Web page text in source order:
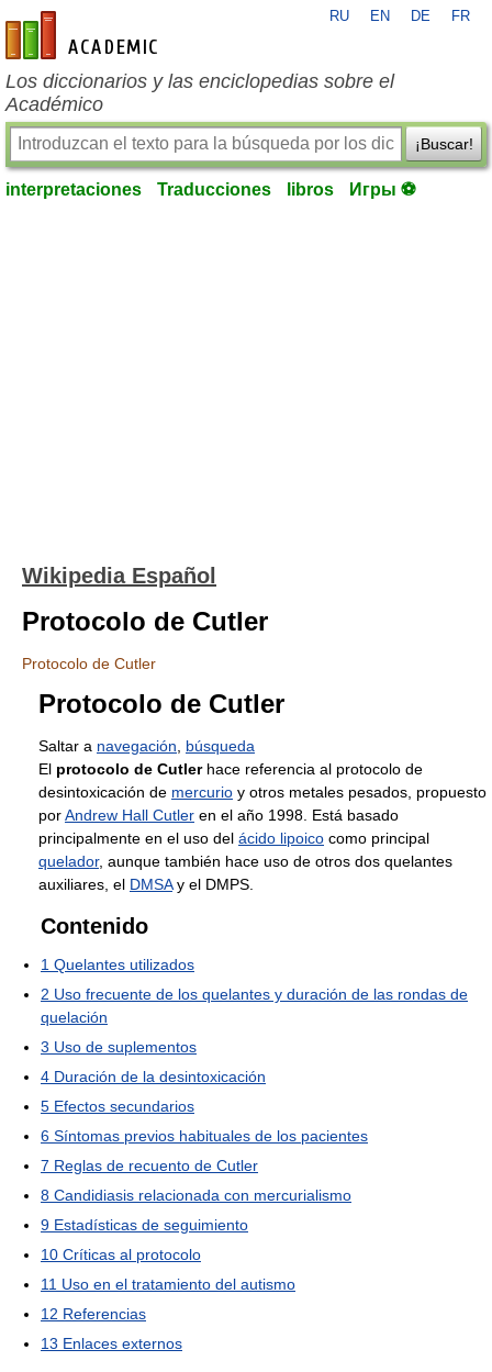
es-academic.com
RU EN DE FR
Los diccionarios y las enciclopedias sobre el
Académico
¡Buscar!
interpretaciones Traducciones libros Игры ⚽
Wikipedia Español
Protocolo de Cutler
Protocolo de Cutler
Protocolo de Cutler
Saltar a navegación
búsqueda
El protocolo de Cutlerhace referencia al protocolo de
desintoxicación de mercurio y otros metales pesados, propuesto
porAndrew Hall Cutler en el año 1998. Está basado
principalmente en el uso del ácido lipoico como principal
quelador, aunque también hace uso de otros dos quelantes
auxiliares, el DMSAy el DMPS.
Contenido
1 Quelantes utilizados
2 Uso frecuente de los quelantes y duración de las rondas de
quelación
3 Uso de suplementos
4 Duración de la desintoxicación
5 Efectos secundarios
6 Síntomas previos habituales de los pacientes
7 Reglas de recuento de Cutler
8 Candidiasis relacionada con mercurialismo
9 Estadísticas de seguimiento
10 Críticas al protocolo
11 Uso en el tratamiento del autismo
12 Referencias
13 Enlaces externos